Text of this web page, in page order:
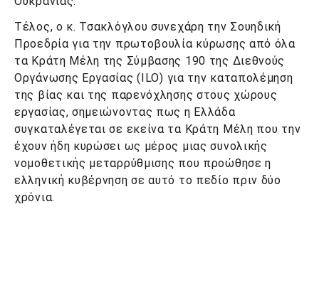
Τέλος, ο κ. Τσακλόγλου συνεχάρη την Σουηδική
Προεδρία για την πρωτοβουλία κύρωσης από όλα
τα Κράτη Μέλη της Σύμβασης 190 της Διεθνούς
Οργάνωσης Εργασίας ( ILO) για την καταπολέμηση
της βίας και της παρενόχλησης στους χώρους
εργασίας, σημειώνοντας πως η Ελλάδα
συγκαταλέγεται σε εκείνα τα Κράτη Μέλη που την
έχουν ήδη κυρώσει ως μέρος μιας συνολικής
νομοθετικής μεταρρύθμισης που προώθησε η
ελληνική κυβέρνηση σε αυτό το πεδίο πριν δύο
χρόνια.